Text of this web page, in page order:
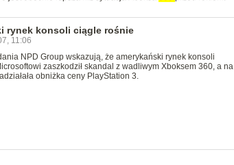
rynek konsoli ciągle rośnie
11:06
NPD Group wskazują, że amerykański rynek konsoli
zaszkodził skandal z wadliwym Xboksem 360, a na
obniżka ceny PlayStation 3.